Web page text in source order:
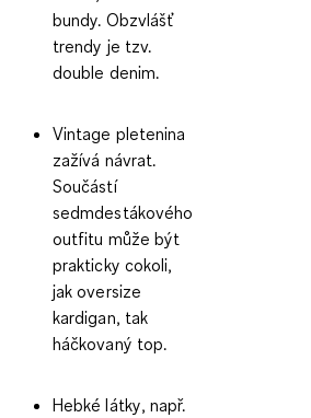
bundy. Obzvlášť
trendy je tzv.
double denim.
Vintage pletenina
zažívá návrat.
Součástí
sedmdestákového
outfitu může být
prakticky cokoli,
jak oversize
kardigan, tak
háčkovaný top.
Hebké látky, např.